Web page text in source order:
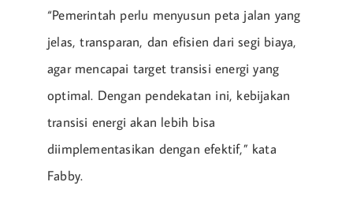
“Pemerintah perlu menyusun peta jalan yang
jelas, transparan, dan efisien dari segi biaya,
agar mencapai target transisi energi yang
optimal. Dengan pendekatan ini, kebijakan
transisi energi akan lebih bisa
diimplementasikan dengan efektif,” kata
Fabby.